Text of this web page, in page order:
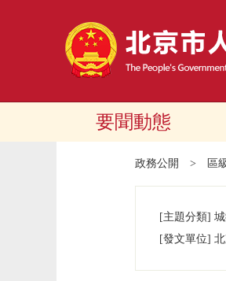
要聞動態
政務公開 > 區
[主題分類]
[發文單位]